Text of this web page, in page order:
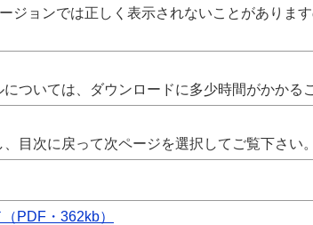
ジョンでは正しく表示されないことがありま
ついては、ダウンロードに多少時間がかかる
目次に戻って次ページを選択してご覧下さい。
PDF・362kb）